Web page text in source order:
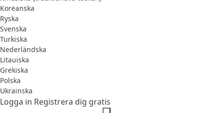
Koreanska
Ryska
Svenska
Turkiska
Nederländska
Litauiska
Grekiska
Polska
Ukrainska
Logga in Registrera dig gratis